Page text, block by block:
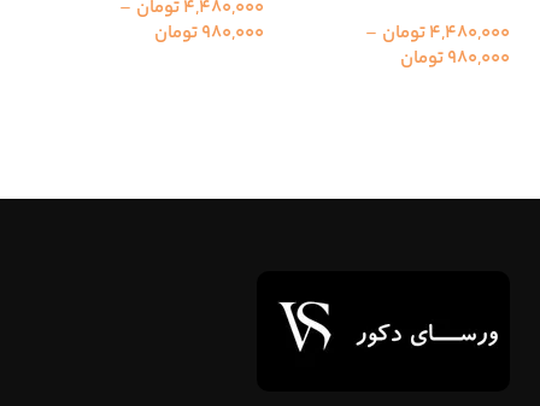
4,480,000تومان –
980,000تومان
4,480,000تومان –
980,000تومان